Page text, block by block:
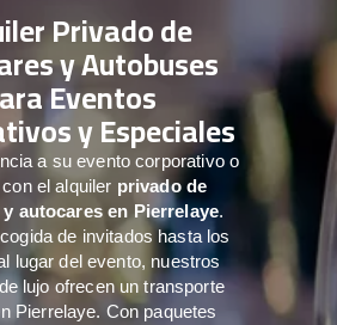
Privado de
y Autobuses
Eventos
y Especiales
a su evento corporativo o
el alquiler privado de
autocares en Pierrelaye.
de invitados hasta los
lugar del evento, nuestros
lujo ofrecen un transporte
Pierrelaye. Con paquetes